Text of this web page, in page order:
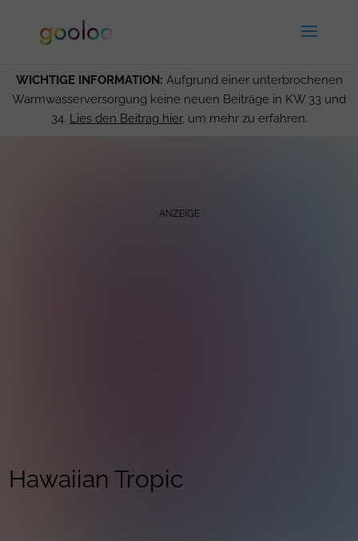
WICHTIGE INFORMATION: Aufgrund einer unterbrochenen
Warmwasserversorgung keine neuen Beiträge in KW 33 und
34. Lies den Beitrag hier, um mehr zu erfahren.
Hawaiian Tropic